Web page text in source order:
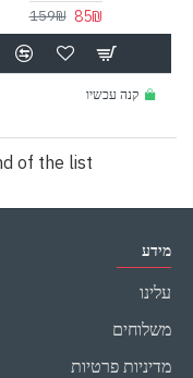
85₪
159₪
קנה עכשיו
of the list.
מידע
עלינו
משלוחים
מדיניות פרטיות